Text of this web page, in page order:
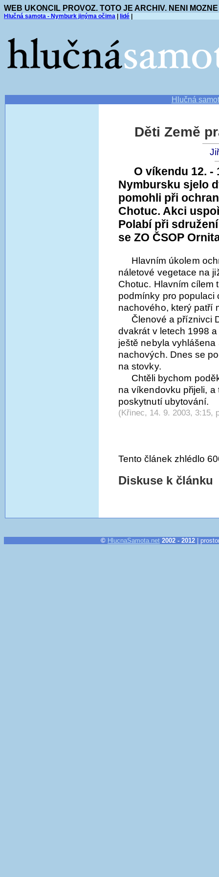
WEB UKONCIL PROVOZ. TOTO JE ARCHIV. NENI
Hlučná samota - Nymburk jinýma očima lidé
Hlučná
Děti Země
O víkendu 12. -
Nymbursku sjelo
pomohli při
Chotuc. Akci
Polabí při
se ZO ČSOP
Hlavním úkolem
náletové vegetace na
Chotuc. Hlavním cílem
podmínky pro
nachového, který patří
Členové a příznivci
dvakrát v letech 1998
ještě nebyla
nachových. Dnes se
na stovky.
Chtěli bychom
na víkendovku přijeli,
poskytnutí ubytování.
(Křinec, 14. 9. 2003, 3:15,
Tento článek zhlédlo
Diskuse k článku
© HlucnaSamota.net 2002 - 2012 |